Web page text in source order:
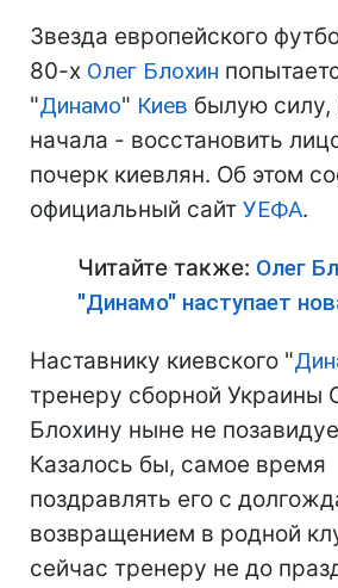
Звезда европейского
80-х Олег Блохин
"Динамо" Киев былую силу,
начала - восстановить
почерк киевлян. Об этом
официальный сайт УЕФА.
Читайте также: Олег
"Динамо" наступает
Наставнику киевского "
тренеру сборной Украины
Блохину ныне не
Казалось бы, самое время
поздравлять его с
возвращением в родной
сейчас тренеру не до